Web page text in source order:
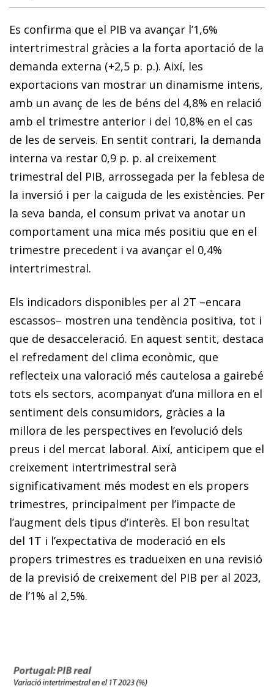
Es confirma que el PIB va avançar l’1,6%
intertrimestral gràcies a la forta aportació de la
demanda externa (+2,5 p. p.). Així, les
exportacions van mostrar un dinamisme intens,
amb un avanç de les de béns del 4,8% en relació
amb el trimestre anterior i del 10,8% en el cas
de les de serveis. En sentit contrari, la demanda
interna va restar 0,9 p. p. al creixement
trimestral del PIB, arrossegada per la feblesa de
la inversió i per la caiguda de les existències. Per
la seva banda, el consum privat va anotar un
comportament una mica més positiu que en el
trimestre precedent i va avançar el 0,4%
intertrimestral.
Els indicadors disponibles per al 2T –encara
escassos– mostren una tendència positiva, tot i
que de desacceleració. En aquest sentit, destaca
el refredament del clima econòmic, que
reflecteix una valoració més cautelosa a gairebé
tots els sectors, acompanyat d’una millora en el
sentiment dels consumidors, gràcies a la
millora de les perspectives en l’evolució dels
preus i del mercat laboral. Així, anticipem que el
creixement intertrimestral serà
significativament més modest en els propers
trimestres, principalment per l’impacte de
l’augment dels tipus d’interès. El bon resultat
del 1T i l’expectativa de moderació en els
propers trimestres es tradueixen en una revisió
de la previsió de creixement del PIB per al 2023,
de l’1% al 2,5%.